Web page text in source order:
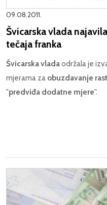
09.08.2011.
Švicarska vlada
tečaja franka
Švicarska vladaodržala je
mjerama za obuzdavanje
"predviđa dodatne mjere".